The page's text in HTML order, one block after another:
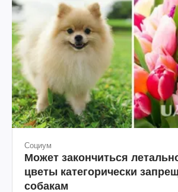
Социум
Может закончиться
цветы категорически
собакам